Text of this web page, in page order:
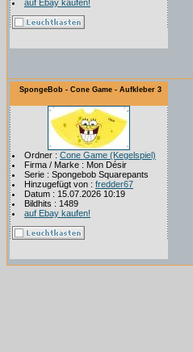
auf Ebay kaufen!
SpongeBob - Cone Game - Aufkleber 3
Ordner : Cone Game (Kegelspiel)
Firma / Marke : Mon Désir
Serie : Spongebob Squarepants
Hinzugefügt von : fredder67
Datum : 15.07.2026 10:19
Bildhits : 1489
auf Ebay kaufen!